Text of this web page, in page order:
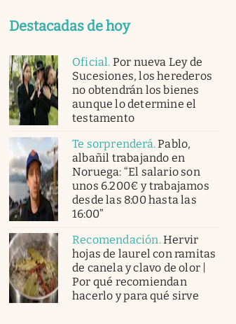
Destacadas de hoy
Oficial. Por nueva Ley de
Sucesiones, los herederos
no obtendrán los bienes
aunque lo determine el
testamento
Te sorprenderá.Pablo,
albañil trabajando en
Noruega: “El salario son
unos 6.200€ y trabajamos
desde las 8:00 hasta las
16:00”
Recomendación.Hervir
hojas de laurel con ramitas
de canela y clavo de olor |
Por qué recomiendan
hacerlo y para qué sirve